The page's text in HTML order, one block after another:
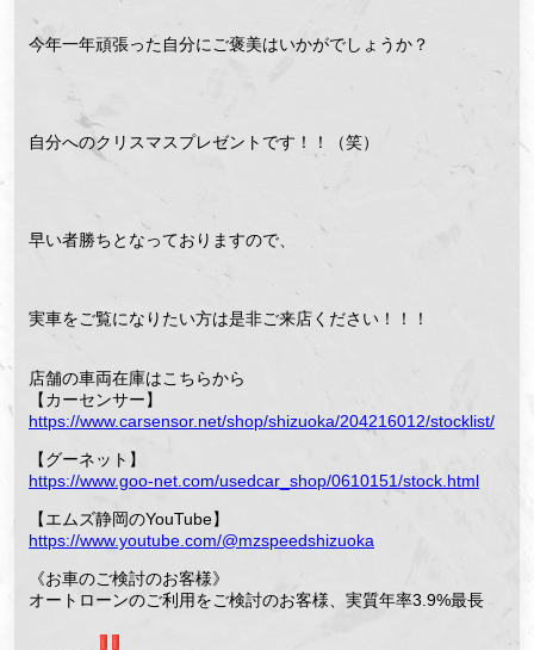
今年一年頑張った自分にご褒美はいかがでしょうか？
自分へのクリスマスプレゼントです！！（笑）
早い者勝ちとなっておりますので、
実車をご覧になりたい方は是非ご来店ください！！！
店舗の車両在庫はこちらから
【カーセンサー】
https://www.carsensor.net/shop/shizuoka/204216012/stocklist/
【グーネット】
https://www.goo-net.com/usedcar_shop/0610151/stock.html
【エムズ静岡のYouTube】
https://www.youtube.com/@mzspeedshizuoka
《お車のご検討のお客様》
オートローンのご利用をご検討のお客様、実質年率3.9%最長